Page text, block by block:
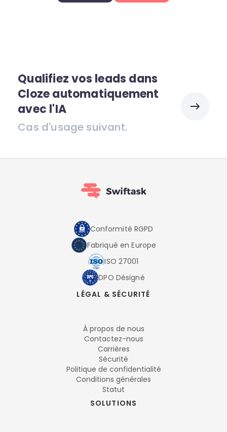
Qualifiez vos leads dans
Cloze automatiquement
avec l'IA
Cas d'usage suivant.
Conformité RGPD
Fabriqué en Europe
ISO 27001
DPO Désigné
LÉGAL & SÉCURITÉ
À propos de nous
Contactez-nous
Carrières
Sécurité
Politique de confidentialité
Conditions générales
Statut
SOLUTIONS